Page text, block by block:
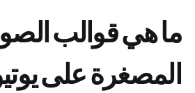
ما هي قوالب
المصغرة على